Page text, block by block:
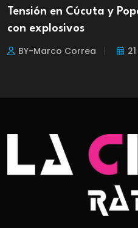
Tensión en Cúcuta y
con explosivos
BY-Marco Correa